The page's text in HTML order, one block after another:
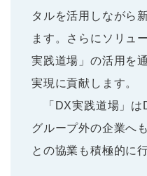
タルを活用しながら
ます。さらにソリュ
実践道場」の活用を
実現に貢献します。
「DX実践道場」は
グループ外の企業へ
との協業も積極的に